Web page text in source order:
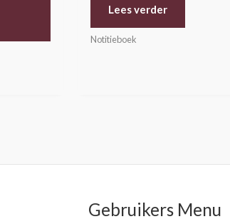
Lees verder
Notitieboek
Gebruikers Menu